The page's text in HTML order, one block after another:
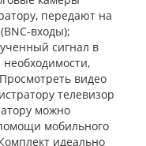
передают на
входы);
сигнал в
видео
телевизор
можно
мобильного
идеально